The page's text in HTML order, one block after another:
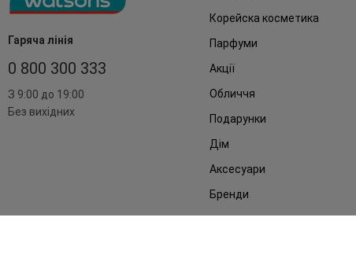
Гаряча лінія
0 800 300 333
З 9:00 до 19:00
Без вихідних
Корейска косметика
Парфуми
Акції
Обличчя
Подарунки
Дім
Аксесуари
Бренди